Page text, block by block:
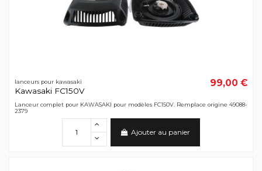
lanceurs pour kawasaki
Kawasaki FC150V
99,00 €
Lanceur complet pour KAWASAKI pour modèles FC150V. Remplace origine 49088-
2379
Ajouter au panier